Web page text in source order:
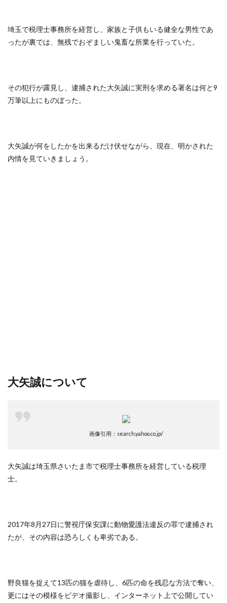
埼玉で税理士事務所を経営し、家族と子供もいる健全な男性であ
ったが裏では、無残でおぞましい鬼畜な所業を行っていた。
その犯行が露見し、逮捕された大矢誠に実刑を求める署名は何と9
万筆以上にものぼった。
大矢誠が何をしたかを出来るだけ伏せながら、現在、明かされた
内情を見ていきましょう。
大矢誠について
画像引用：search.yahoo.co.jp/
大矢誠は埼玉県さいたま市で税理士事務所を経営している税理
士。
2017年8月27日に警視庁保安課に動物愛護法違反の罪で逮捕され
たが、その内容は恐ろしくも卑劣である。
野良猫を捉えて13匹の猫を虐待し、6匹の命を残忍な方法で奪い、
更にはその模様をビデオ撮影し、インターネット上で公開してい